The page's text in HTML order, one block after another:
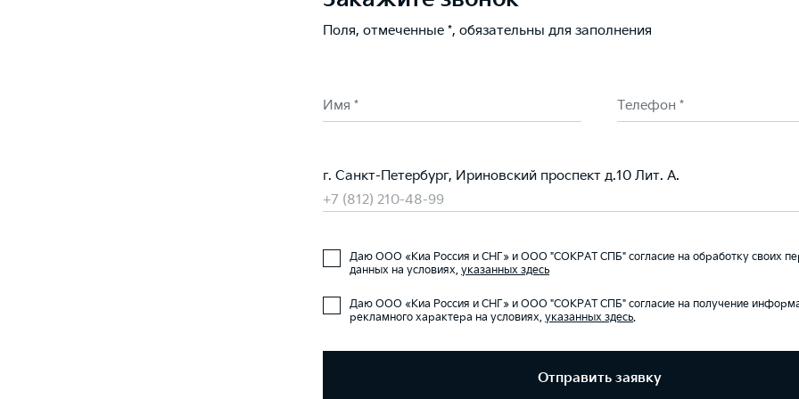
Поля, отмеченные *, обязательны для заполнения
Имя * Телефон *
г. Санкт-Петербург, Ириновский проспект д.10 Лит. А.
+7 (812) 210-48-99
Даю ООО «Киа Россия и СНГ» и ООО "СОКРАТ СПБ" согласие на обработку своих
данных на условиях, указанных здесь
Даю ООО «Киа Россия и СНГ» и ООО "СОКРАТ СПБ" согласие на получение
рекламного характера на условиях, указанных здесь.
Отправить заявку